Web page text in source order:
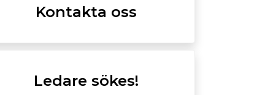
Kontakta oss
Ledare sökes!